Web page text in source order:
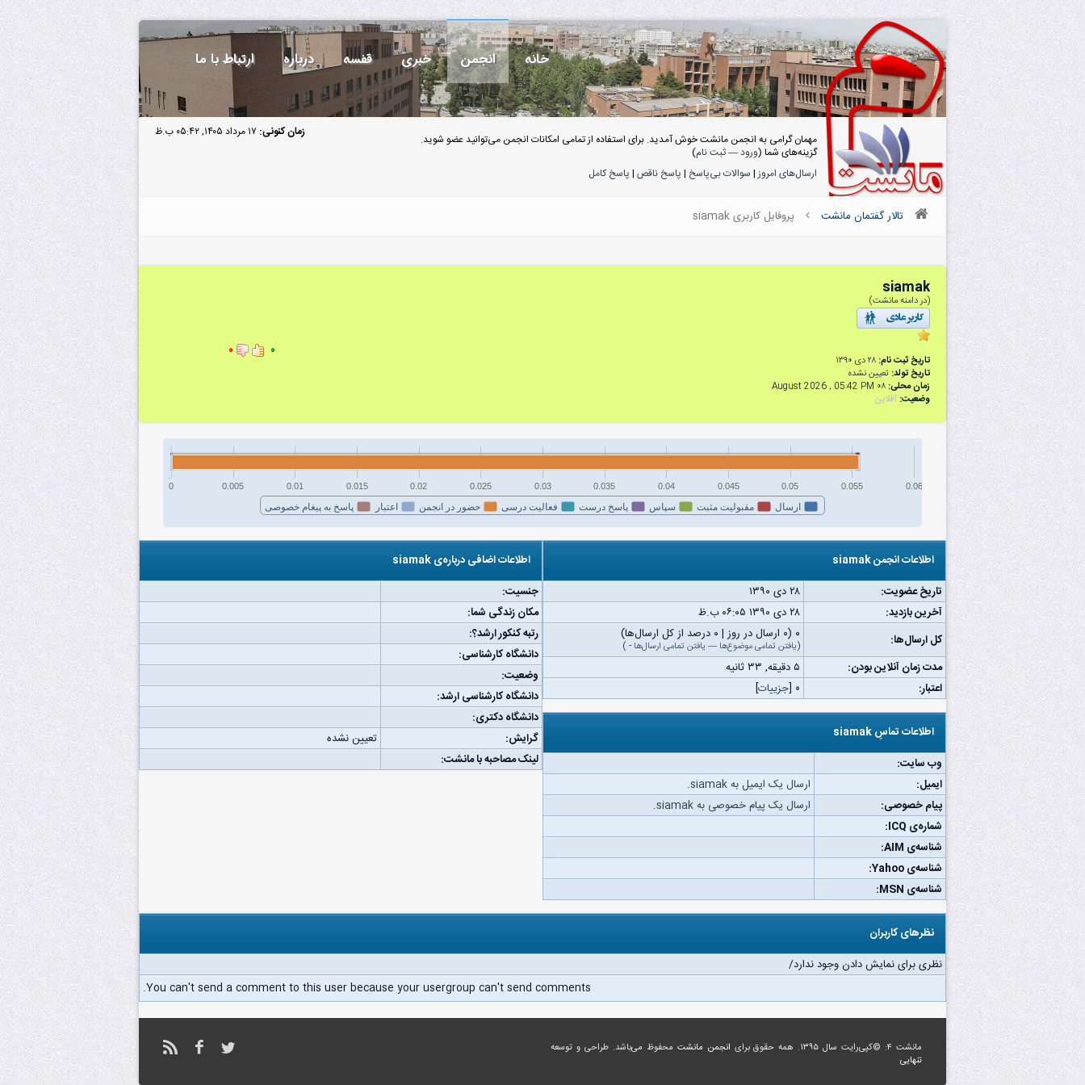
خانه انجمن خبری قفسه درباره ارتباط با ما
زمان کنونی: ۱۷ مرداد ۱۴۰۵, ۰۵:۴۲ ب.ظ
مهمان گرامی به انجمن مانشت خوش آمدید. برای استفاده از تمامی امکانات انجمن می‌توانید عضو شوید.
گزینه‌های شما (ورود—ثبت نام)
ارسال‌های امروز| سوالات بی‌پاسخ | پاسخ ناقص | پاسخ کامل
تالار گفتمان مانشت پروفایل کاربری siamak
siamak
(در دامنه مانشت)
تاریخ ثبت نام: ۲۸ دى ۱۳۹۰
تاریخ تولد: تعیین نشده
زمان محلی: ۰۸ August 2026 , 05:42 PM
وضعیت: آفلاین
۰ ۰
ارسال مقبولیت مثبت سپاس پاسخ درست فعالیت درسی حضور در انجمن اعتبار پاسخ به پیغام خصوصی
0 0.005 0.01 0.015 0.02 0.025 0.03 0.035 0.04 0.045 0.05 0.055 0.06
اطلاعات انجمن siamak
تاریخ عضویت:
۲۸ دى ۱۳۹۰
آخرین بازدید:
۲۸ دى ۱۳۹۰ ۰۶:۰۵ ب.ظ
کل ارسال‌ها:
۰ (۰ ارسال در روز | ۰ درصد از کل ارسال‌ها)
(یافتن تمامی موضوع‌ها — یافتن تمامی ارسال‌ها -
)
مدت زمان آنلاین بودن:
۵ دقیقه, ۳۳ ثانیه
اعتبار:
۰ [جزییات]
اطلاعات تماسِ siamak
وب‌ سایت:
ایمیل:
ارسال یک ایمیل به siamak.
پیام خصوصی:
ارسال یک پیام خصوصی به siamak.
شماره‌ی ICQ:
شناسه‌ی AIM:
شناسه‌ی Yahoo:
شناسه‌ی MSN:
اطلاعات اضافی درباره‌ی siamak
جنسیت:
مکان زندگی شما:
رتبه کنکور ارشد؟:
دانشگاه کارشناسی:
وضعیت:
دانشگاه کارشناسی ارشد:
دانشگاه دکتری:
گرایش:
تعیین نشده
لینک مصاحبه با مانشت:
نظرهای کاربران
نظری برای نمایش دادن وجود ندارد/
You can't send a comment to this user because your usergroup can't send comments.
مانشت ۴: ©کپی‌رایت سال ۱۳۹۵. همه حقوق برای انجمن مانشت محفوظ می‌باشد. طراحی و توسعه
تنهایی